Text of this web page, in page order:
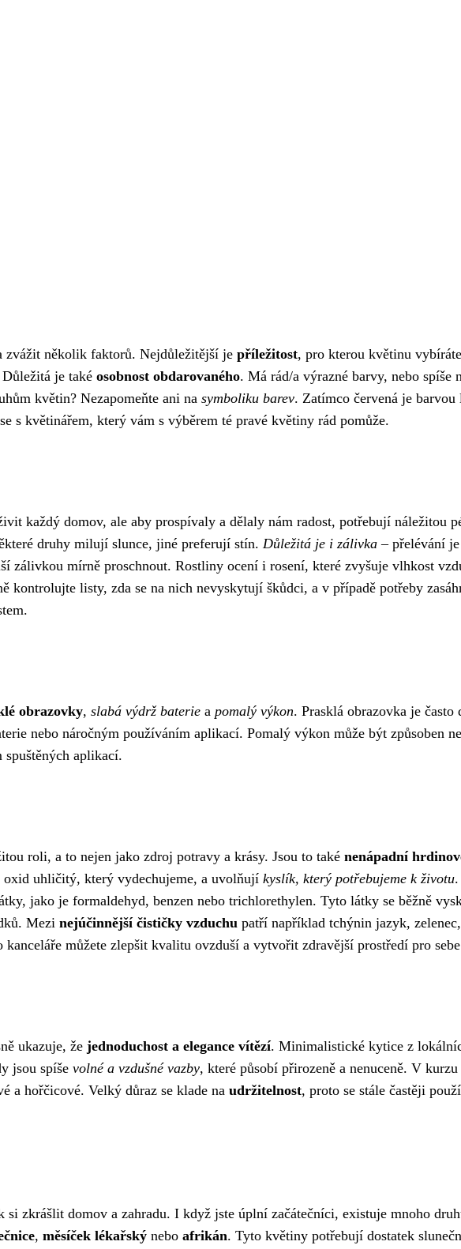
zvážit několik faktorů. Nejdůležitější je příležitost, pro kterou květinu
je také osobnost obdarovaného. Má rád/a výrazné barvy, nebo spíše
květin? Nezapomeňte ani na symboliku barev. Zatímco červená je
s květinářem, který vám s výběrem té pravé květiny rád pomůže.
každý domov, ale aby prospívaly a dělaly nám radost, potřebují náležitou
druhy milují slunce, jiné preferují stín. Důležitá je i zálivka – přelévání
zálivkou mírně proschnout. Rostliny ocení i rosení, které zvyšuje vlhkost
kontrolujte listy, zda se na nich nevyskytují škůdci, a v případě potřeby
obrazovky, slabá výdrž baterie a pomalý výkon. Prasklá obrazovka je
nebo náročným používáním aplikací. Pomalý výkon může být způsoben
aplikací.
roli, a to nejen jako zdroj potravy a krásy. Jsou to také nenápadní
uhličitý, který vydechujeme, a uvolňují kyslík, který potřebujeme k životu
jako je formaldehyd, benzen nebo trichlorethylen. Tyto látky se běžně
Mezi nejúčinnější čističky vzduchu patří například tchýnin jazyk,
kanceláře můžete zlepšit kvalitu ovzduší a vytvořit zdravější prostředí pro
ukazuje, že jednoduchost a elegance vítězí. Minimalistické kytice z
jsou spíše volné a vzdušné vazby, které působí přirozeně a nenuceně. V
a hořčicové. Velký důraz se klade na udržitelnost, proto se stále častěji
si zkrášlit domov a zahradu. I když jste úplní začátečníci, existuje mnoho
, měsíček lékařský nebo afrikán. Tyto květiny potřebují dostatek